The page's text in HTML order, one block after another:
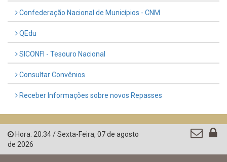
Confederação Nacional de Municípios - CNM
QEdu
SICONFI - Tesouro Nacional
Consultar Convênios
Receber Informações sobre novos Repasses
Hora: 20:34/Sexta-Feira, 07 de agosto
de 2026